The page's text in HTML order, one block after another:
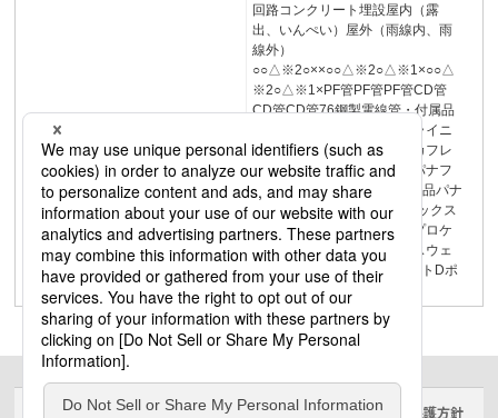
回路コンクリート埋設屋内（露
出、いんぺい）屋外（雨線内、雨
線外）
○○△※2○××○○△※2○△※1×○○△
※2○△※1×PF管PF管PF管CD管
CD管CD管76鋼製電線管・付属品
ステンレス電線管ポリエチライニ
ング鋼管ハイフレックスメカフレ
キ屋外用配線保護可とう管パナフ
レキ︵CD管・PF管︶・付属品パナ
フレキPV住宅用スイッチボックス
メタルモール・メタルワイプロケ
ーブルスッキリダクトレースウェ
イEハンガー高機能配線ダクトDポ
ール索引
サイトのご利用にあたって クッキーポリシー 個人情報保護方針